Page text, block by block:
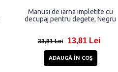
Manusi de iarna impletite cu
decupaj pentru degete, Negru
33,81 Lei 13,81 Lei
ADAUGĂ ÎN COŞ